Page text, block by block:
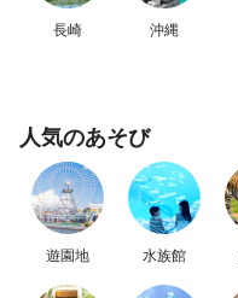
長崎 沖縄
人気のあそび
遊園地 水族館